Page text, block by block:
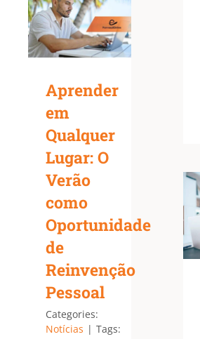
Aprender
em
Qualquer
Lugar: O
Verão
como
Oportunidade
de
Reinvenção
Pessoal
Categories:
Notícias | Tags: